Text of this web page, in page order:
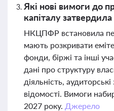
Які нові вимоги до
капіталу
НКЦПФР встановила
мають розкривати
фонди, біржі та інші
дані про структуру
діяльність,
відомості. Вимоги
2027 року. Джерело